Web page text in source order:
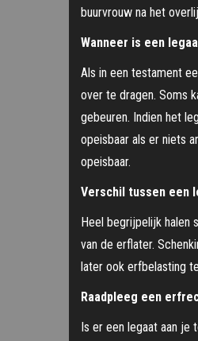
buurvrouw na het
Wanneer is een
Als in een testament
over te dragen. Soms
gebeuren. Indien het
opeisbaar als er niets
opeisbaar.
Verschil tussen een
Heel begrijpelijk halen
van de erflater.
later ook erfbelasting
Raadpleeg een
Is er een legaat aan je